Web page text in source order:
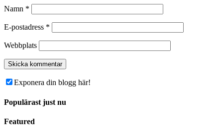
Namn *
E-postadress *
Webbplats
Exponera din blogg här!
Populärast just nu
Featured